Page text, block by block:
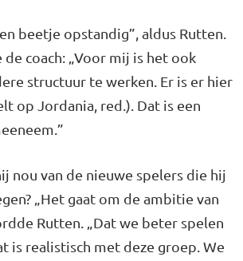
beetje opstan­dig”, aldus Rutten.
coach: „Voor mij is het ook
structuur te werken. Er is er hier
op Jorda­nia, red.). Dat is een
nou van de nieuwe spelers die hij
„Het gaat om de ambi­tie van
Rut­ten. „Dat we beter spelen
is realistisch met deze groep. We